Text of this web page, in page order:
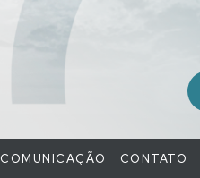
COMUNICAÇÃO CONTATO